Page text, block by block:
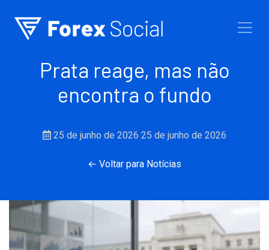
Prata reage, mas não
encontra o fundo
25 de junho de 2026 25 de junho de 2026
← Voltar para Notícias